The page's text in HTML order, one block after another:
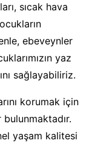
sıcak hava
ebeveynler
yaz
sağlayabiliriz.
korumak için
yaşam kalitesi